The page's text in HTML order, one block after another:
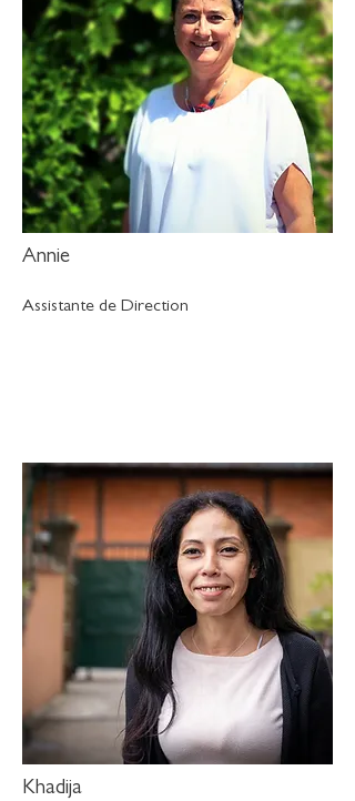
Annie
Assistante de Direction
Khadija